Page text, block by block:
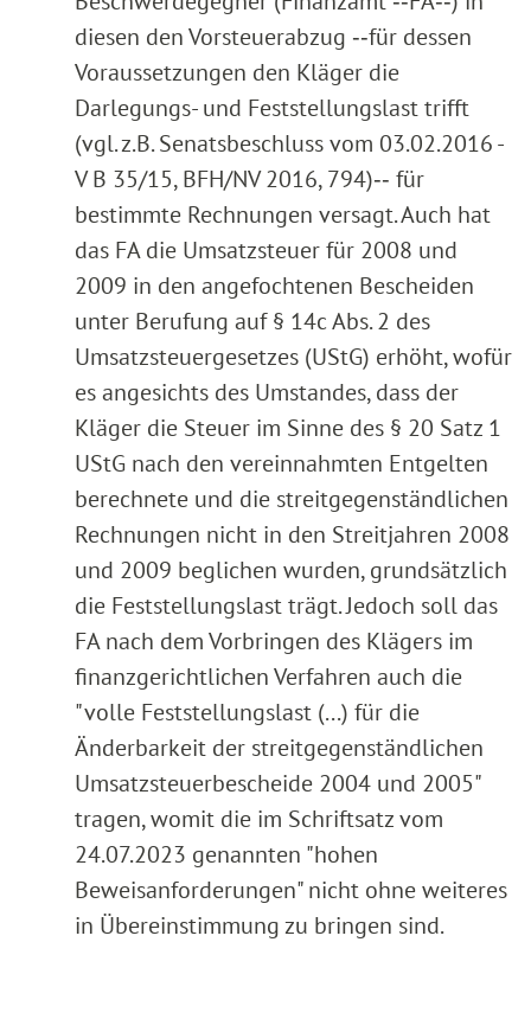
diesen den Vorsteuerabzug ‑‑für dessen
Voraussetzungen den Kläger die
Darlegungs- und Feststellungslast trifft
(vgl. z.B. Senatsbeschluss vom 03.02.2016 -
V B 35/15, BFH/NV 2016, 794)‑‑ für
bestimmte Rechnungen versagt. Auch hat
das FA die Umsatzsteuer für 2008 und
2009 in den angefochtenen Bescheiden
unter Berufung auf § 14c Abs. 2 des
Umsatzsteuergesetzes (UStG) erhöht, wofür
es angesichts des Umstandes, dass der
Kläger die Steuer im Sinne des § 20 Satz 1
UStG nach den vereinnahmten Entgelten
berechnete und die streitgegenständlichen
Rechnungen nicht in den Streitjahren 2008
und 2009 beglichen wurden, grundsätzlich
die Feststellungslast trägt. Jedoch soll das
FA nach dem Vorbringen des Klägers im
finanzgerichtlichen Verfahren auch die
"volle Feststellungslast (...) für die
Änderbarkeit der streitgegenständlichen
Umsatzsteuerbescheide 2004 und 2005"
tragen, womit die im Schriftsatz vom
24.07.2023 genannten "hohen
Beweisanforderungen" nicht ohne weiteres
in Übereinstimmung zu bringen sind.